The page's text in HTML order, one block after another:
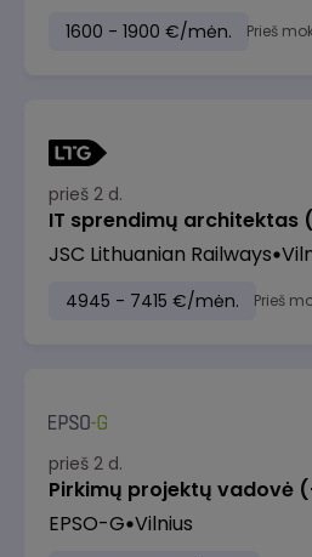
1600 - 1900 €/mėn. Prieš
prieš 2 d.
IT sprendimų architektas
JSC Lithuanian Railways
4945 - 7415 €/mėn. Prieš
prieš 2 d.
Pirkimų projektų vadovė
EPSO-G Vilnius